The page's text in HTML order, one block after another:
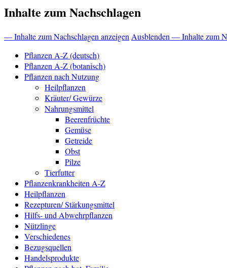
Inhalte zum Nachschlagen
— Inhalte zum Nachschlagen anzeigenAusblenden — Inhalte zum
Pflanzen A-Z (deutsch)
Pflanzen A-Z (botanisch)
Pflanzen nach Nutzung
Heilpflanzen
Kräuter/ Gewürze
Nahrungsmittel
Beerenfrüchte
Gemüse
Getreide
Obst
Pilze
Tierfutter
Pflanzenkrankheiten A-Z
Heilpflanzen
Rezepturen/ Stärkungsmittel
Hilfs- und Abwehrpflanzen
Nützlinge
Verschiedenes
Bezugsquellen
Handelsprodukte